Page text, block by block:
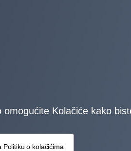
Kolačiće kako
Politiku o kolačićima